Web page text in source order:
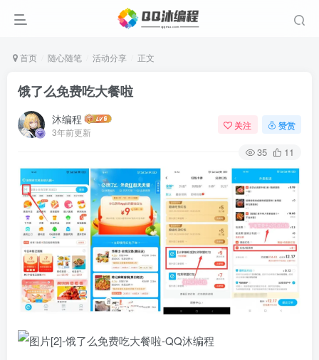
首页 随心随笔 活动分享 正文
饿了么免费吃大餐啦
沐编程
3年前更新
关注 赞赏
35 11